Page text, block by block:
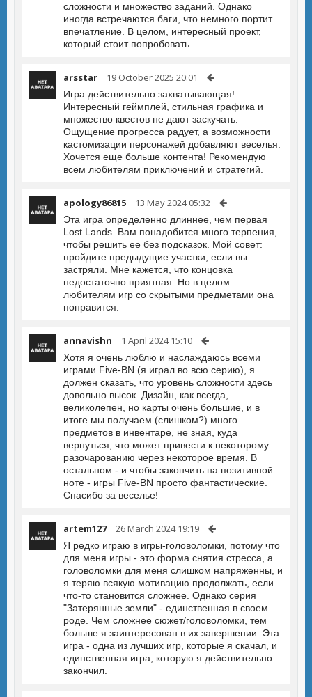
сложности и множество заданий. Однако
иногда встречаются баги, что немного портит
впечатление. В целом, интересный проект,
который стоит попробовать.
arsstar 19 October 2025 20:01
Игра действительно захватывающая!
Интересный геймплей, стильная графика и
множество квестов не дают заскучать.
Ощущение прогресса радует, а возможности
кастомизации персонажей добавляют веселья.
Хочется еще больше контента! Рекомендую
всем любителям приключений и стратегий.
apology86815 13 May 2024 05:32
Эта игра определенно длиннее, чем первая
Lost Lands. Вам понадобится много терпения,
чтобы решить ее без подсказок. Мой совет:
пройдите предыдущие участки, если вы
застряли. Мне кажется, что концовка
недостаточно приятная. Но в целом
любителям игр со скрытыми предметами она
понравится.
annavishn 1 April 2024 15:10
Хотя я очень люблю и наслаждаюсь всеми
играми Five-BN (я играл во всю серию), я
должен сказать, что уровень сложности здесь
довольно высок. Дизайн, как всегда,
великолепен, но карты очень большие, и в
итоге мы получаем (слишком?) много
предметов в инвентаре, не зная, куда
вернуться, что может привести к некоторому
разочарованию через некоторое время. В
остальном - и чтобы закончить на позитивной
ноте - игры Five-BN просто фантастические.
Спасибо за веселье!
artem127 26 March 2024 19:19
Я редко играю в игры-головоломки, потому что
для меня игры - это форма снятия стресса, а
головоломки для меня слишком напряженны, и
я теряю всякую мотивацию продолжать, если
что-то становится сложнее. Однако серия
"Затерянные земли" - единственная в своем
роде. Чем сложнее сюжет/головоломки, тем
больше я заинтересован в их завершении. Эта
игра - одна из лучших игр, которые я скачал, и
единственная игра, которую я действительно
закончил.